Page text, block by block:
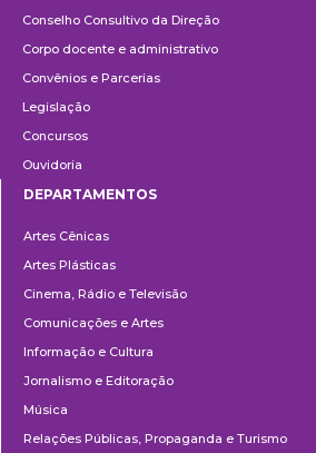
Conselho Consultivo da Direção
Corpo docente e administrativo
Convênios e Parcerias
Legislação
Concursos
Ouvidoria
DEPARTAMENTOS
Artes Cênicas
Artes Plásticas
Cinema, Rádio e Televisão
Comunicações e Artes
Informação e Cultura
Jornalismo e Editoração
Música
Relações Públicas, Propaganda e Turismo